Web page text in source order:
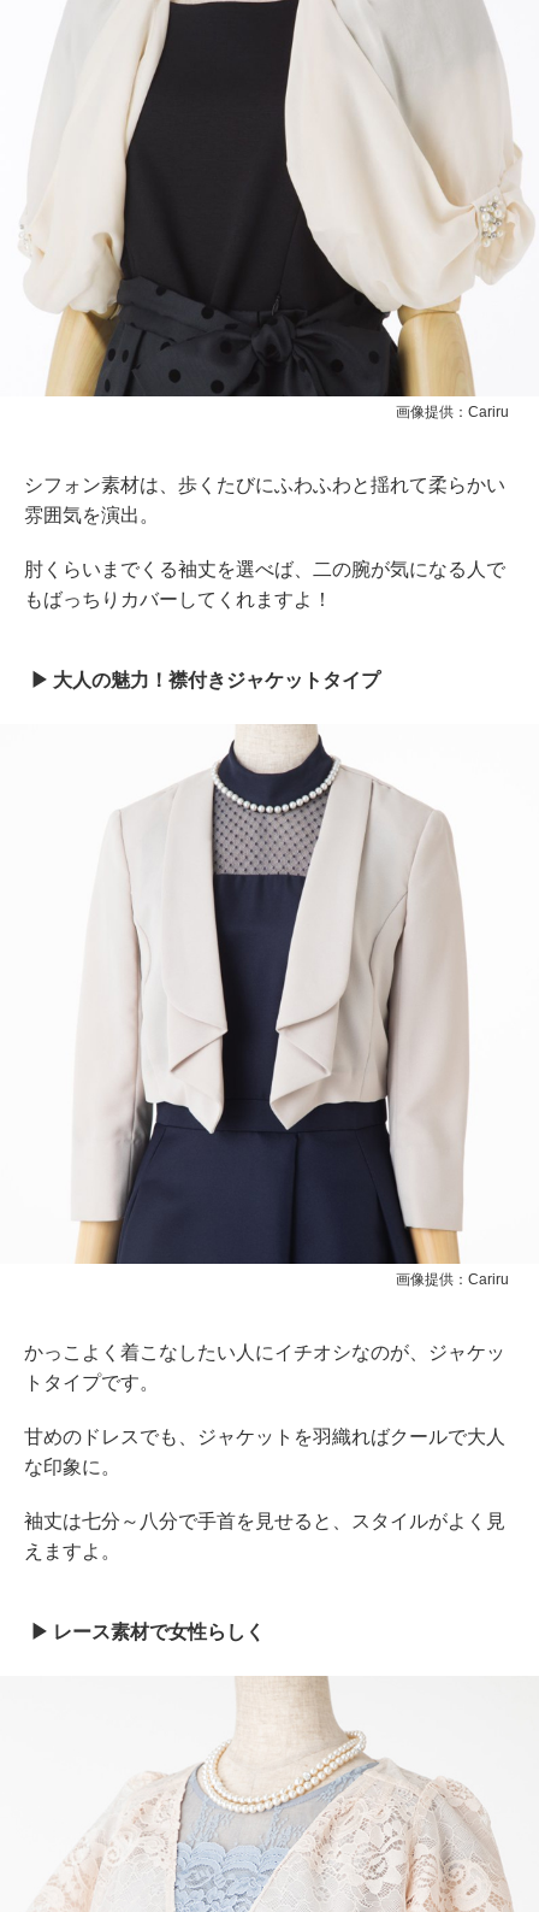
画像提供：Cariru
シフォン素材は、歩くたびにふわふわと揺れて柔らかい
雰囲気を演出。
肘くらいまでくる袖丈を選べば、二の腕が気になる人で
もばっちりカバーしてくれますよ！
大人の魅力！襟付きジャケットタイプ
画像提供：Cariru
かっこよく着こなしたい人にイチオシなのが、ジャケッ
トタイプです。
甘めのドレスでも、ジャケットを羽織ればクールで大人
な印象に。
袖丈は七分～八分で手首を見せると、スタイルがよく見
えますよ。
レース素材で女性らしく